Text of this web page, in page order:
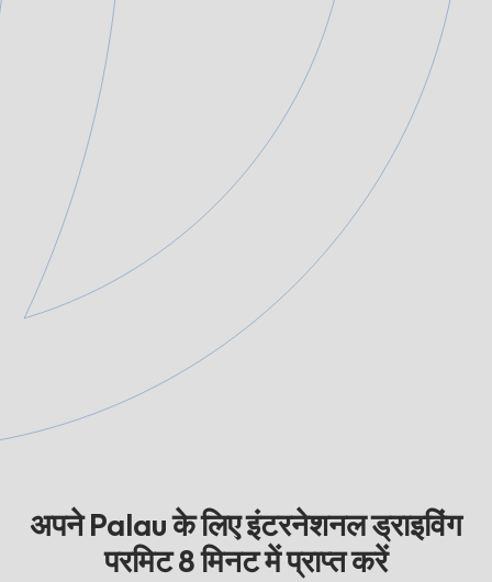
अपने Palau के लिए इंटरनेशनल ड्राइविंग
परमिट 8 मिनट में प्राप्त करें